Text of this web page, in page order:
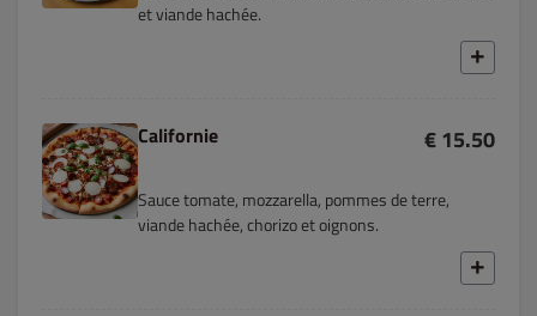
et viande hachée.
Californie € 15.50
Sauce tomate, mozzarella, pommes de terre,
viande hachée, chorizo et oignons.